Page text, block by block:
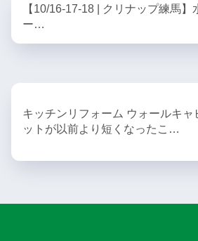
【10/16-17-18 | クリナップ練馬】
ー…
キッチンリフォーム ウォールキャ
ットが以前より短くなったこ…